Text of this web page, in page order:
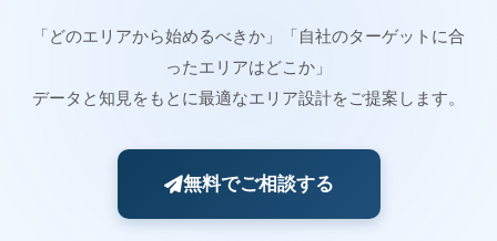
「どのエリアから始めるべきか」「自社のターゲットに合
ったエリアはどこか」
データと知見をもとに最適なエリア設計をご提案します。
無料でご相談する